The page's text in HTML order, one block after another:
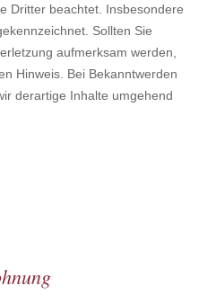
Dritter beachtet. Insbesondere
Sollten Sie
aufmerksam werden,
Hinweis. Bei Bekanntwerden
derartige Inhalte umgehend